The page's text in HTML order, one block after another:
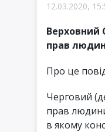
12.03.2020,
Верховний
прав
Про це
Черговий
прав
в якому